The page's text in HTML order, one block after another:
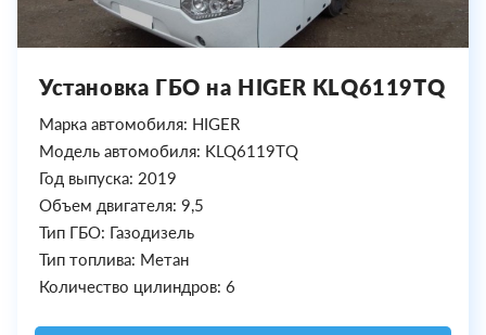
Установка ГБО на HIGER KLQ6119TQ
Марка автомобиля: HIGER
Модель автомобиля: KLQ6119TQ
Год выпуска: 2019
Объем двигателя: 9,5
Тип ГБО: Газодизель
Тип топлива: Метан
Количество цилиндров: 6